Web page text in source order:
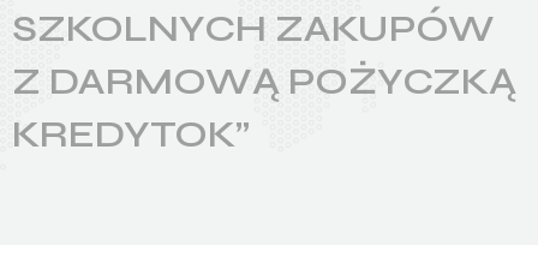
SZKOLNYCH ZAKUPÓW
Z DARMOWĄ POŻYCZKĄ
KREDYTOK”